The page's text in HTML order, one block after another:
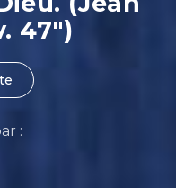
47")
: